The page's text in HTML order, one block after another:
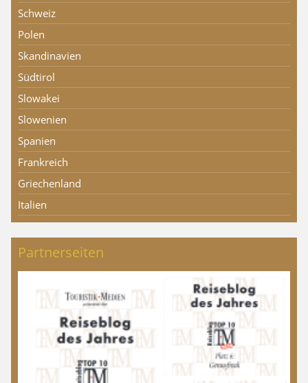
Schweiz
Polen
Skandinavien
Südtirol
Slowakei
Slowenien
Spanien
Frankreich
Griechenland
Italien
Partnerseiten